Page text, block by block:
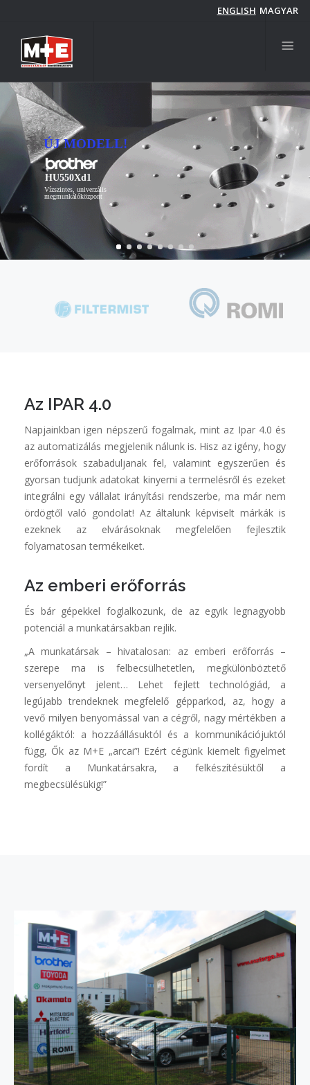
tartalomra
ENGLISH MAGYAR
ÚJ MODELL!
HU550Xd1
Vízszintes, univerzális
megmunkálóközpont
Az IPAR 4.0
Napjainkban igen népszerű fogalmak, mint az Ipar 4.0 és
az automatizálás megjelenik nálunk is. Hisz az igény, hogy
erőforrások szabaduljanak fel, valamint egyszerűen és
gyorsan tudjunk adatokat kinyerni a termelésről és ezeket
integrálni egy vállalat irányítási rendszerbe, ma már nem
ördögtől való gondolat! Az általunk képviselt márkák is
ezeknek az elvárásoknak megfelelően fejlesztik
folyamatosan termékeiket.
Az emberi erőforrás
És bár gépekkel foglalkozunk, de az egyik legnagyobb
potenciál a munkatársakban rejlik.
„A munkatársak – hivatalosan: az emberi erőforrás –
szerepe ma is felbecsülhetetlen, megkülönböztető
versenyelőnyt jelent… Lehet fejlett technológiád, a
legújabb trendeknek megfelelő gépparkod, az, hogy a
vevő milyen benyomással van a cégről, nagy mértékben a
kollégáktól: a hozzáállásuktól és a kommunikációjuktól
függ, Ők az M+E „arcai”! Ezért cégünk kiemelt figyelmet
fordít a Munkatársakra, a felkészítésüktől a
megbecsülésükig!”